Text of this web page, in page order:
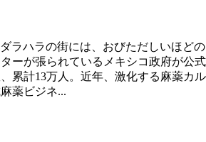
たち。共に活動する仲間たちもまた家
薬カルテルからの襲撃を受けている
ラハラの街には、おびただしいほどの
ーが張られているメキシコ政府が公式
累計13万人。近年、激化する麻薬カル
薬ビジネ...